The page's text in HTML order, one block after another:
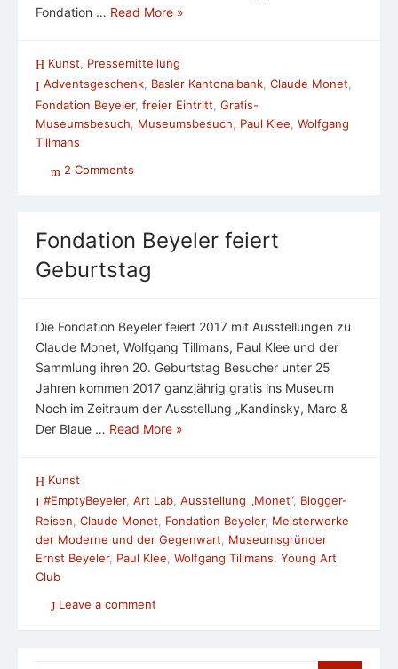
Fondation … Read More »
Kunst
Pressemitteilung
Adventsgeschenk, Basler Kantonalbank, Claude Monet,
Fondation Beyeler, freier Eintritt Gratis-
Museumsbesuch
Museumsbesuch Paul Klee Wolfgang
Tillmans
2 Comments
Fondation Beyeler feiert
Geburtstag
Die Fondation Beyeler feiert 2017 mit Ausstellungen zu
Claude Monet, Wolfgang Tillmans, Paul Klee und der
Sammlung ihren 20. Geburtstag Besucher unter 25
Jahren kommen 2017 ganzjährig gratis ins Museum
Noch im Zeitraum der Ausstellung „Kandinsky, Marc &
Der Blaue … Read More »
Kunst
#EmptyBeyeler, Art Lab Ausstellung „Monet“, Blogger-
Reisen, Claude Monet, Fondation Beyeler, Meisterwerke
der Moderne und der Gegenwart, Museumsgründer
Ernst Beyeler, Paul Klee, Wolfgang Tillmans, Young Art
Club
Leave a comment